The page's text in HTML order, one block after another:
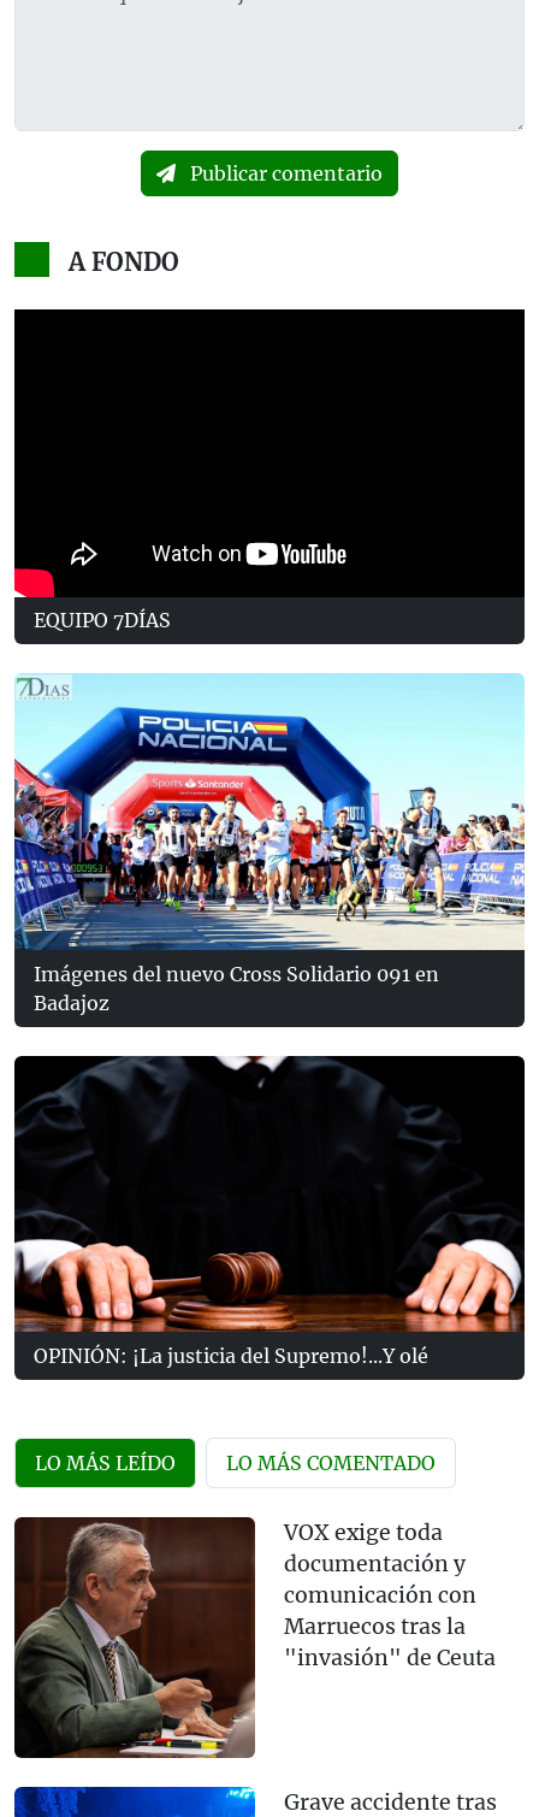
Publicar comentario
A FONDO
EQUIPO 7DÍAS
Imágenes del nuevo Cross Solidario 091 en
Badajoz
OPINIÓN: ¡La justicia del Supremo!...Y olé
LO MÁS LEÍDO LO MÁS COMENTADO
VOX exige toda
documentación y
comunicación con
Marruecos tras la
"invasión" de Ceuta
Grave accidente tras